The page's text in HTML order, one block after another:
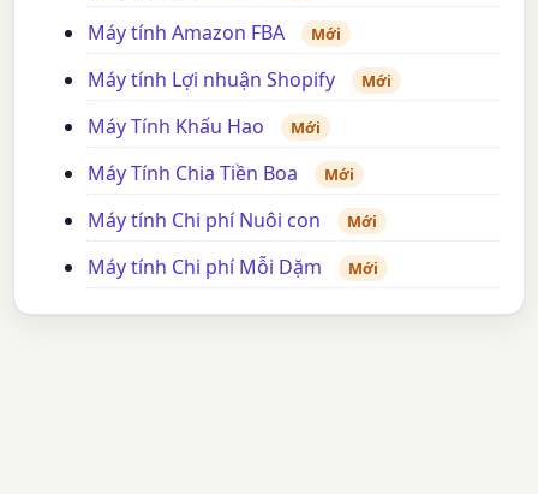
Máy tính Amazon FBA Mới
Máy tính Lợi nhuận Shopify Mới
Máy Tính Khấu Hao Mới
Máy Tính Chia Tiền Boa Mới
Máy tính Chi phí Nuôi con Mới
Máy tính Chi phí Mỗi Dặm Mới